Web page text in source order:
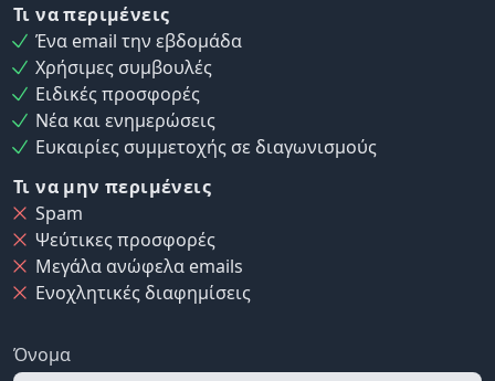
Τι να περιμένεις
Ένα email την εβδομάδα
Χρήσιμες συμβουλές
Ειδικές προσφορές
Νέα και ενημερώσεις
Ευκαιρίες συμμετοχής σε διαγωνισμούς
Τι να μην περιμένεις
Spam
Ψεύτικες προσφορές
Μεγάλα ανώφελα emails
Ενοχλητικές διαφημίσεις
Όνομα